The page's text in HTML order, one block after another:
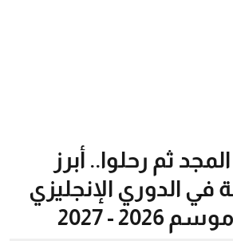
ثم رحلوا.. أبرز
في الدوري الإنجليزي
- 2027